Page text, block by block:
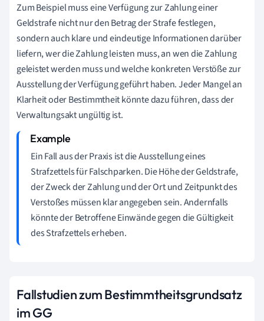
Zum Beispiel muss eine Verfügung zur Zahlung einer
Geldstrafe nicht nur den Betrag der Strafe festlegen,
sondern auch klare und eindeutige Informationen darüber
liefern, wer die Zahlung leisten muss, an wen die Zahlung
geleistet werden muss und welche konkreten Verstöße zur
Ausstellung der Verfügung geführt haben. Jeder Mangel an
Klarheit oder Bestimmtheit könnte dazu führen, dass der
Verwaltungsakt ungültig ist.
Ein Fall aus der Praxis ist die Ausstellung eines
Strafzettels für Falschparken. Die Höhe der Geldstrafe,
der Zweck der Zahlung und der Ort und Zeitpunkt des
Verstoßes müssen klar angegeben sein. Andernfalls
könnte der Betroffene Einwände gegen die Gültigkeit
des Strafzettels erheben.
Fallstudien zum Bestimmtheitsgrundsatz
im GG